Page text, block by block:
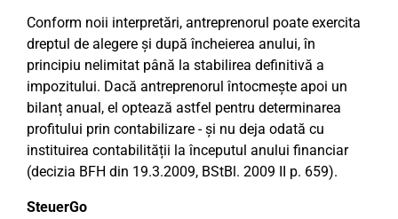
Conform noii interpretări, antreprenorul poate exercita
dreptul de alegere și după încheierea anului, în
principiu nelimitat până la stabilirea definitivă a
impozitului. Dacă antreprenorul întocmește apoi un
bilanț anual, el optează astfel pentru determinarea
profitului prin contabilizare - și nu deja odată cu
instituirea contabilității la începutul anului financiar
(decizia BFH din 19.3.2009, BStBl. 2009 II p. 659).
SteuerGo